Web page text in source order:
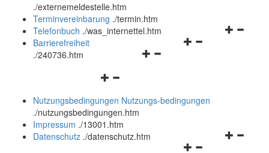
und
schließen
./externemeldestelle.htm
Terminvereinbarung ./termin.htm
Navigationsmenü
Telefonbuch ./was_internettel.htm
Navigationsmenü
Barrierefreiheit
./240736.htm
Navigationsmenü
und
schließen
Nutzungsbedingungen Nutzungs-bedingungen
./nutzungsbedingungen.htm
Impressum ./13001.htm
Navigationsmenü
Datenschutz ./datenschutz.htm